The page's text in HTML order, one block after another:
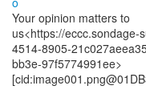
Your opinion matters to
us<https://eccc.sondage-
4514-8905-
bb3e-97f5774991ee>